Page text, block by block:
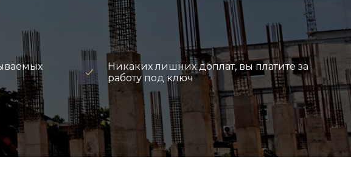
Никаких лишних доплат, вы платите за
работу под ключ